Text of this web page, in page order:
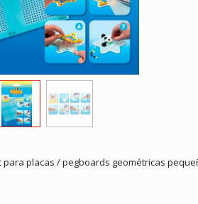
para placas / pegboards geométricas